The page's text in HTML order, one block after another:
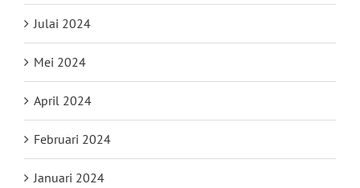
Julai 2024
Mei 2024
April 2024
Februari 2024
Januari 2024